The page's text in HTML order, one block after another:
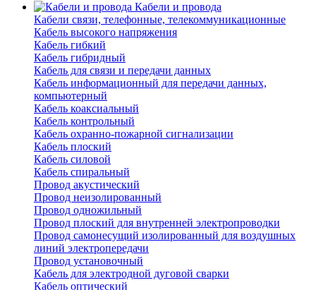
Кабели и провода
Кабели связи, телефонные, телекоммуникационные
Кабель высокого напряжения
Кабель гибкий
Кабель гибридный
Кабель для связи и передачи данных
Кабель информационный для передачи данных,
компьютерный
Кабель коаксиальный
Кабель контрольный
Кабель охранно-пожарной сигнализации
Кабель плоский
Кабель силовой
Кабель спиральный
Провод акустический
Провод неизолированный
Провод одножильный
Провод плоский для внутренней электропроводки
Провод самонесущий изолированный для воздушных
линий электропередачи
Провод установочный
Кабель для электродной дуговой сварки
Кабель оптический